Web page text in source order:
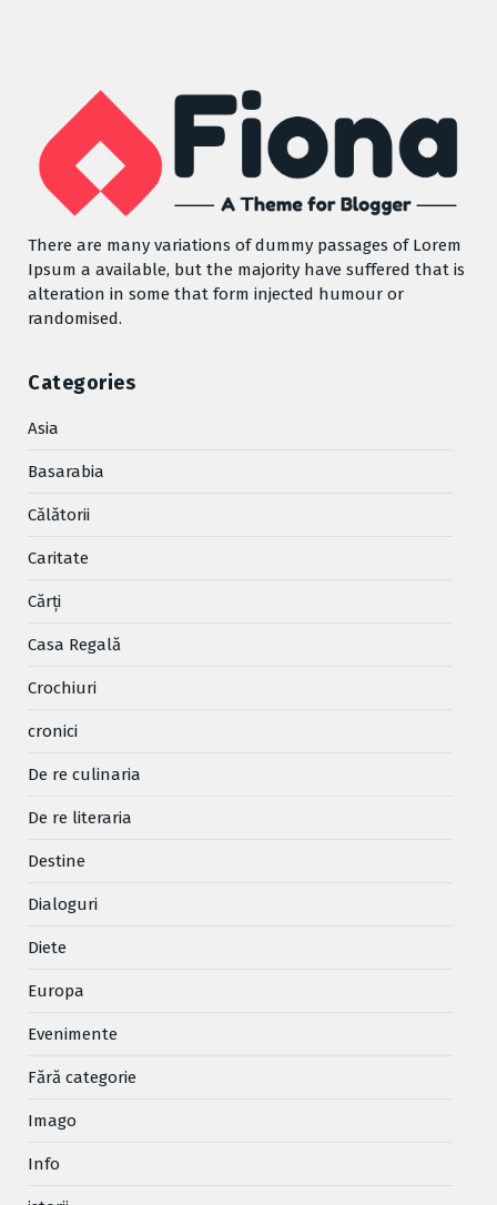
There are many variations of dummy passages of Lorem
Ipsum a available, but the majority have suffered that is
alteration in some that form injected humour or
randomised.
Categories
Asia
Basarabia
Cǎlǎtorii
Caritate
Cărţi
Casa Regală
Crochiuri
cronici
De re culinaria
De re literaria
Destine
Dialoguri
Diete
Europa
Evenimente
Fără categorie
Imago
Info